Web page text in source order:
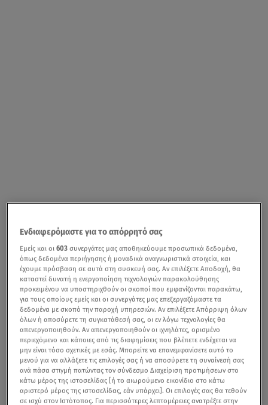
Ενδιαφερόμαστε για το απόρρητό σας
Εμείς και οι603 συνεργάτες μας αποθηκεύουμε προσωπικά δεδομένα,
όπως δεδομένα περιήγησης ή μοναδικά αναγνωριστικά στοιχεία, και
έχουμε πρόσβαση σε αυτά στη συσκευή σας. Αν επιλέξετε Αποδοχή, θα
καταστεί δυνατή η ενεργοποίηση τεχνολογιών παρακολούθησης
προκειμένου να υποστηριχθούν οι σκοποί που εμφανίζονται παρακάτω,
για τους οποίους εμείς και οι συνεργάτες μας επεξεργαζόμαστε τα
δεδομένα με σκοπό την παροχή υπηρεσιών. Αν επιλέξετε Απόρριψη όλων
όλων ή αποσύρετε τη συγκατάθεσή σας, οι εν λόγω τεχνολογίες θα
απενεργοποιηθούν. Αν απενεργοποιηθούν οι ιχνηλάτες, ορισμένο
περιεχόμενο και κάποιες από τις διαφημίσεις που βλέπετε ενδέχεται να
μην είναι τόσο σχετικές με εσάς. Μπορείτε να επανεμφανίσετε αυτό το
μενού για να αλλάξετε τις επιλογές σας ή να αποσύρετε τη συναίνεσή σας
ανά πάσα στιγμή πατώντας τον σύνδεσμο Διαχείριση προτιμήσεων στο
κάτω μέρος της ιστοσελίδας [ή το αιωρούμενο εικονίδιο στο κάτω
αριστερό μέρος της ιστοσελίδας, εάν υπάρχει]. Οι επιλογές σας θα τεθούν
σε ισχύ στον Ιστότοπος. Για περισσότερες λεπτομέρειες ανατρέξτε στην